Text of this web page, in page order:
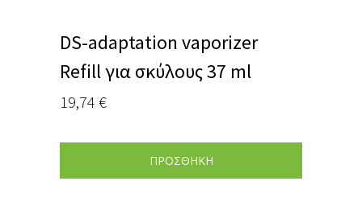
DS-adaptation vaporizer
Refill για σκύλους 37 ml
19,74 €
ΠΡΟΣΘΗΚΗ